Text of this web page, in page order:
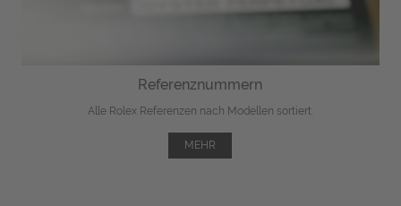
Referenznummern
Alle Rolex Referenzen nach Modellen sortiert.
MEHR